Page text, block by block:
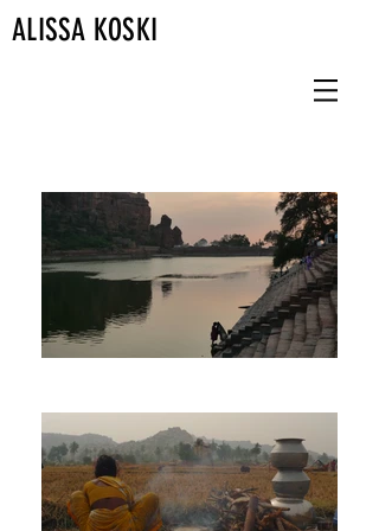
ALISSA KOSKI